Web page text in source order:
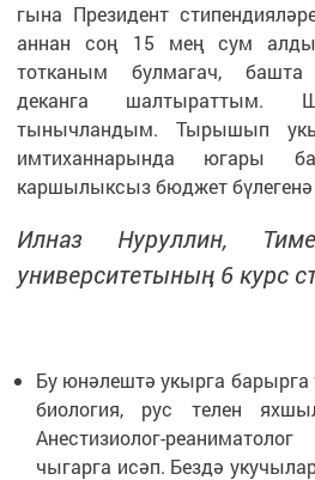
гына Президент
аннан соң 15 мең сум
тотканым булмагач,
деканга шалтыраттым.
тынычландым. Тырышып
имтиханнарында югары
каршылыксыз бюджет бүлегенә
Илназ Нуруллин,
университетының 6 курс
Бу юнәлештә укырга барырга
биология, рус телен
Анестизиолог-
чыгарга исәп. Бездә